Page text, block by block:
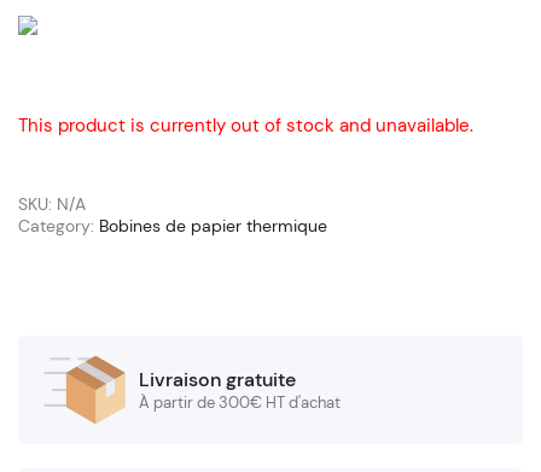
This product is currently out of stock and unavailable.
SKU: N/A
Category: Bobines de papier thermique
Livraison gratuite
À partir de 300€ HT d'achat